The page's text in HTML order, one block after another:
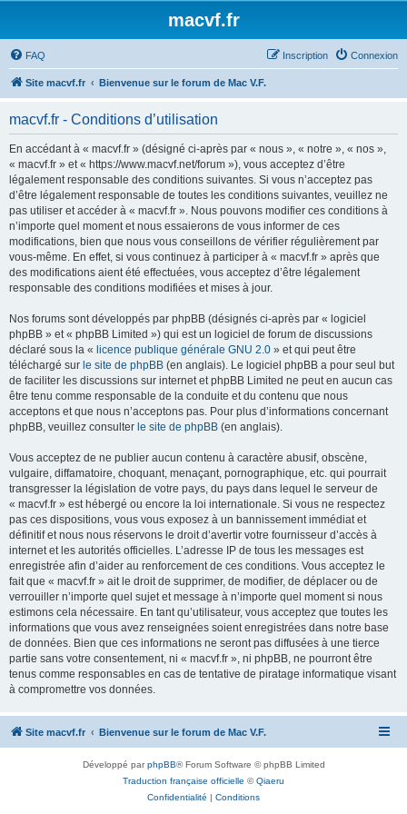
macvf.fr
FAQ Connexion
Inscription
Site macvf.fr Bienvenue sur le forum de Mac V.F.
macvf.fr - Conditions d’utilisation
En accédant à « macvf.fr » (désigné ci-après par « nous », « notre », « nos »,
« macvf.fr » et « https://www.macvf.net/forum »), vous acceptez d’être
légalement responsable des conditions suivantes. Si vous n’acceptez pas
d’être légalement responsable de toutes les conditions suivantes, veuillez ne
pas utiliser et accéder à « macvf.fr ». Nous pouvons modifier ces conditions à
n’importe quel moment et nous essaierons de vous informer de ces
modifications, bien que nous vous conseillons de vérifier régulièrement par
vous-même. En effet, si vous continuez à participer à « macvf.fr » après que
des modifications aient été effectuées, vous acceptez d’être légalement
responsable des conditions modifiées et mises à jour.
Nos forums sont développés par phpBB (désignés ci-après par « logiciel
phpBB » et « phpBB Limited ») qui est un logiciel de forum de discussions
déclaré sous la « licence publique générale GNU 2.0 » et qui peut être
téléchargé sur le site de phpBB (en anglais). Le logiciel phpBB a pour seul but
de faciliter les discussions sur internet et phpBB Limited ne peut en aucun cas
être tenu comme responsable de la conduite et du contenu que nous
acceptons et que nous n’acceptons pas. Pour plus d’informations concernant
phpBB, veuillez consulter le site de phpBB (en anglais).
Vous acceptez de ne publier aucun contenu à caractère abusif, obscène,
vulgaire, diffamatoire, choquant, menaçant, pornographique, etc. qui pourrait
transgresser la législation de votre pays, du pays dans lequel le serveur de
« macvf.fr » est hébergé ou encore la loi internationale. Si vous ne respectez
pas ces dispositions, vous vous exposez à un bannissement immédiat et
définitif et nous nous réservons le droit d’avertir votre fournisseur d’accès à
internet et les autorités officielles. L’adresse IP de tous les messages est
enregistrée afin d’aider au renforcement de ces conditions. Vous acceptez le
fait que « macvf.fr » ait le droit de supprimer, de modifier, de déplacer ou de
verrouiller n’importe quel sujet et message à n’importe quel moment si nous
estimons cela nécessaire. En tant qu’utilisateur, vous acceptez que toutes les
informations que vous avez renseignées soient enregistrées dans notre base
de données. Bien que ces informations ne seront pas diffusées à une tierce
partie sans votre consentement, ni « macvf.fr », ni phpBB, ne pourront être
tenus comme responsables en cas de tentative de piratage informatique visant
à compromettre vos données.
Site macvf.fr Bienvenue sur le forum de Mac V.F.
Développé parphpBB® Forum Software © phpBB Limited
Traduction française officielle ©Qiaeru
Confidentialité | Conditions